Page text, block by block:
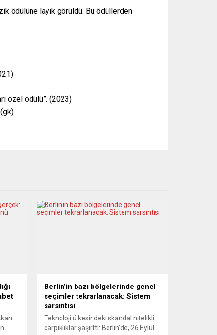
ödülüne layık görüldü. Bu ödüllerden
özel ödülü”. (2023)
Berlin’in bazı bölgelerinde genel
seçimler tekrarlanacak: Sistem
sarsıntısı
Teknoloji ülkesindeki skandal nitelikli
çarpıklıklar şaşırttı: Berlin’de, 26 Eylül